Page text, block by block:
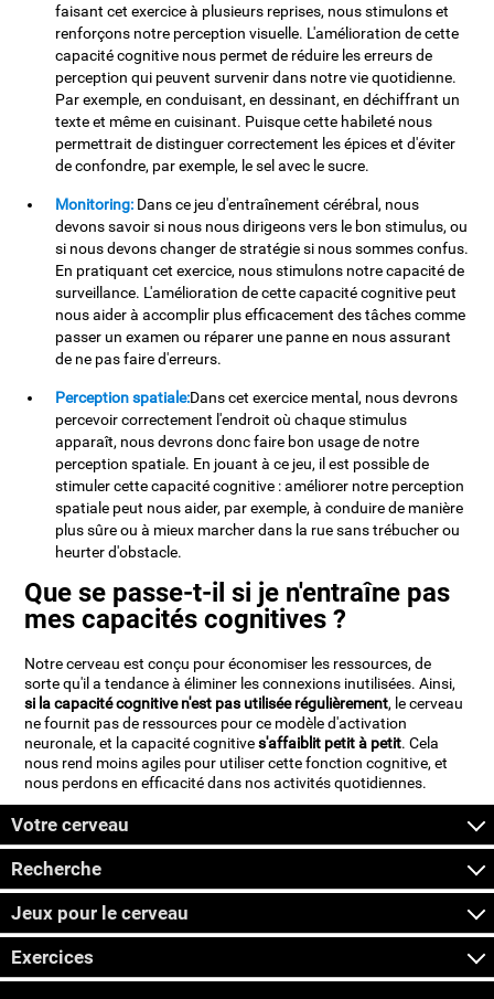
faisant cet exercice à plusieurs reprises, nous stimulons et
renforçons notre perception visuelle. L'amélioration de cette
capacité cognitive nous permet de réduire les erreurs de
perception qui peuvent survenir dans notre vie quotidienne.
Par exemple, en conduisant, en dessinant, en déchiffrant un
texte et même en cuisinant. Puisque cette habileté nous
permettrait de distinguer correctement les épices et d'éviter
de confondre, par exemple, le sel avec le sucre.
Monitoring: Dans ce jeu d'entraînement cérébral, nous
devons savoir si nous nous dirigeons vers le bon stimulus, ou
si nous devons changer de stratégie si nous sommes confus.
En pratiquant cet exercice, nous stimulons notre capacité de
surveillance. L'amélioration de cette capacité cognitive peut
nous aider à accomplir plus efficacement des tâches comme
passer un examen ou réparer une panne en nous assurant
de ne pas faire d'erreurs.
Perception spatiale:Dans cet exercice mental, nous devrons
percevoir correctement l'endroit où chaque stimulus
apparaît, nous devrons donc faire bon usage de notre
perception spatiale. En jouant à ce jeu, il est possible de
stimuler cette capacité cognitive : améliorer notre perception
spatiale peut nous aider, par exemple, à conduire de manière
plus sûre ou à mieux marcher dans la rue sans trébucher ou
heurter d'obstacle.
Que se passe-t-il si je n'entraîne pas
mes capacités cognitives ?
Notre cerveau est conçu pour économiser les ressources, de
sorte qu'il a tendance à éliminer les connexions inutilisées. Ainsi,
si la capacité cognitive n'est pas utilisée régulièrement, le cerveau
ne fournit pas de ressources pour ce modèle d'activation
neuronale, et la capacité cognitives'affaiblit petit à petit. Cela
nous rend moins agiles pour utiliser cette fonction cognitive, et
nous perdons en efficacité dans nos activités quotidiennes.
Votre cerveau
Recherche
Jeux pour le cerveau
Exercices